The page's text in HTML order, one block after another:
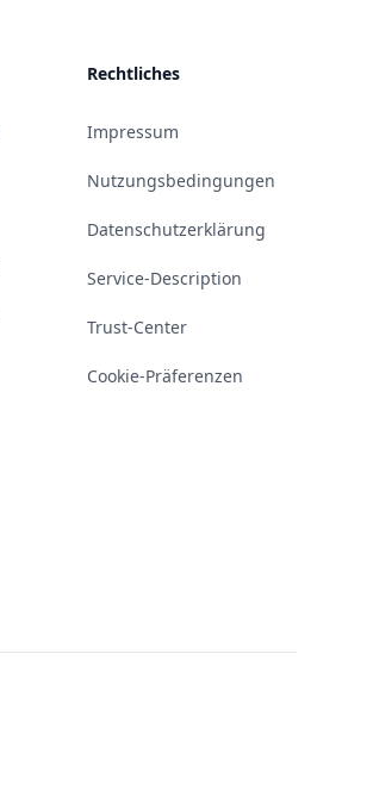
Rechtliches
Impressum
Nutzungsbedingungen
Datenschutzerklärung
Service-Description
Trust-Center
Cookie-Präferenzen